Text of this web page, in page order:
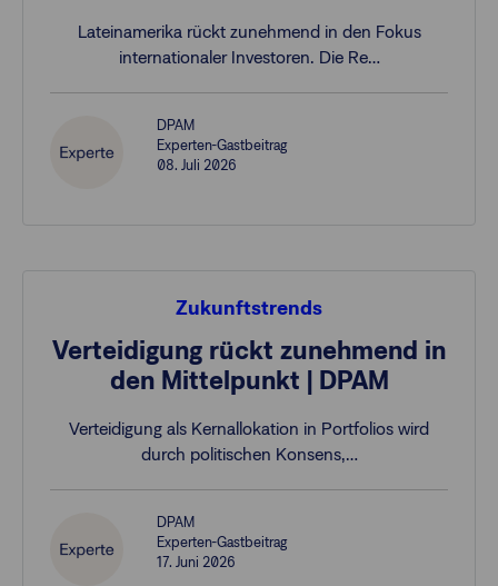
Lateinamerika rückt zunehmend in den Fokus
internationaler Investoren. Die Re…
DPAM
Experten-Gastbeitrag
08. Juli 2026
Zukunftstrends
Verteidigung rückt zunehmend in
den Mittelpunkt | DPAM
Verteidigung als Kernallokation in Portfolios wird
durch politischen Konsens,…
DPAM
Experten-Gastbeitrag
17. Juni 2026